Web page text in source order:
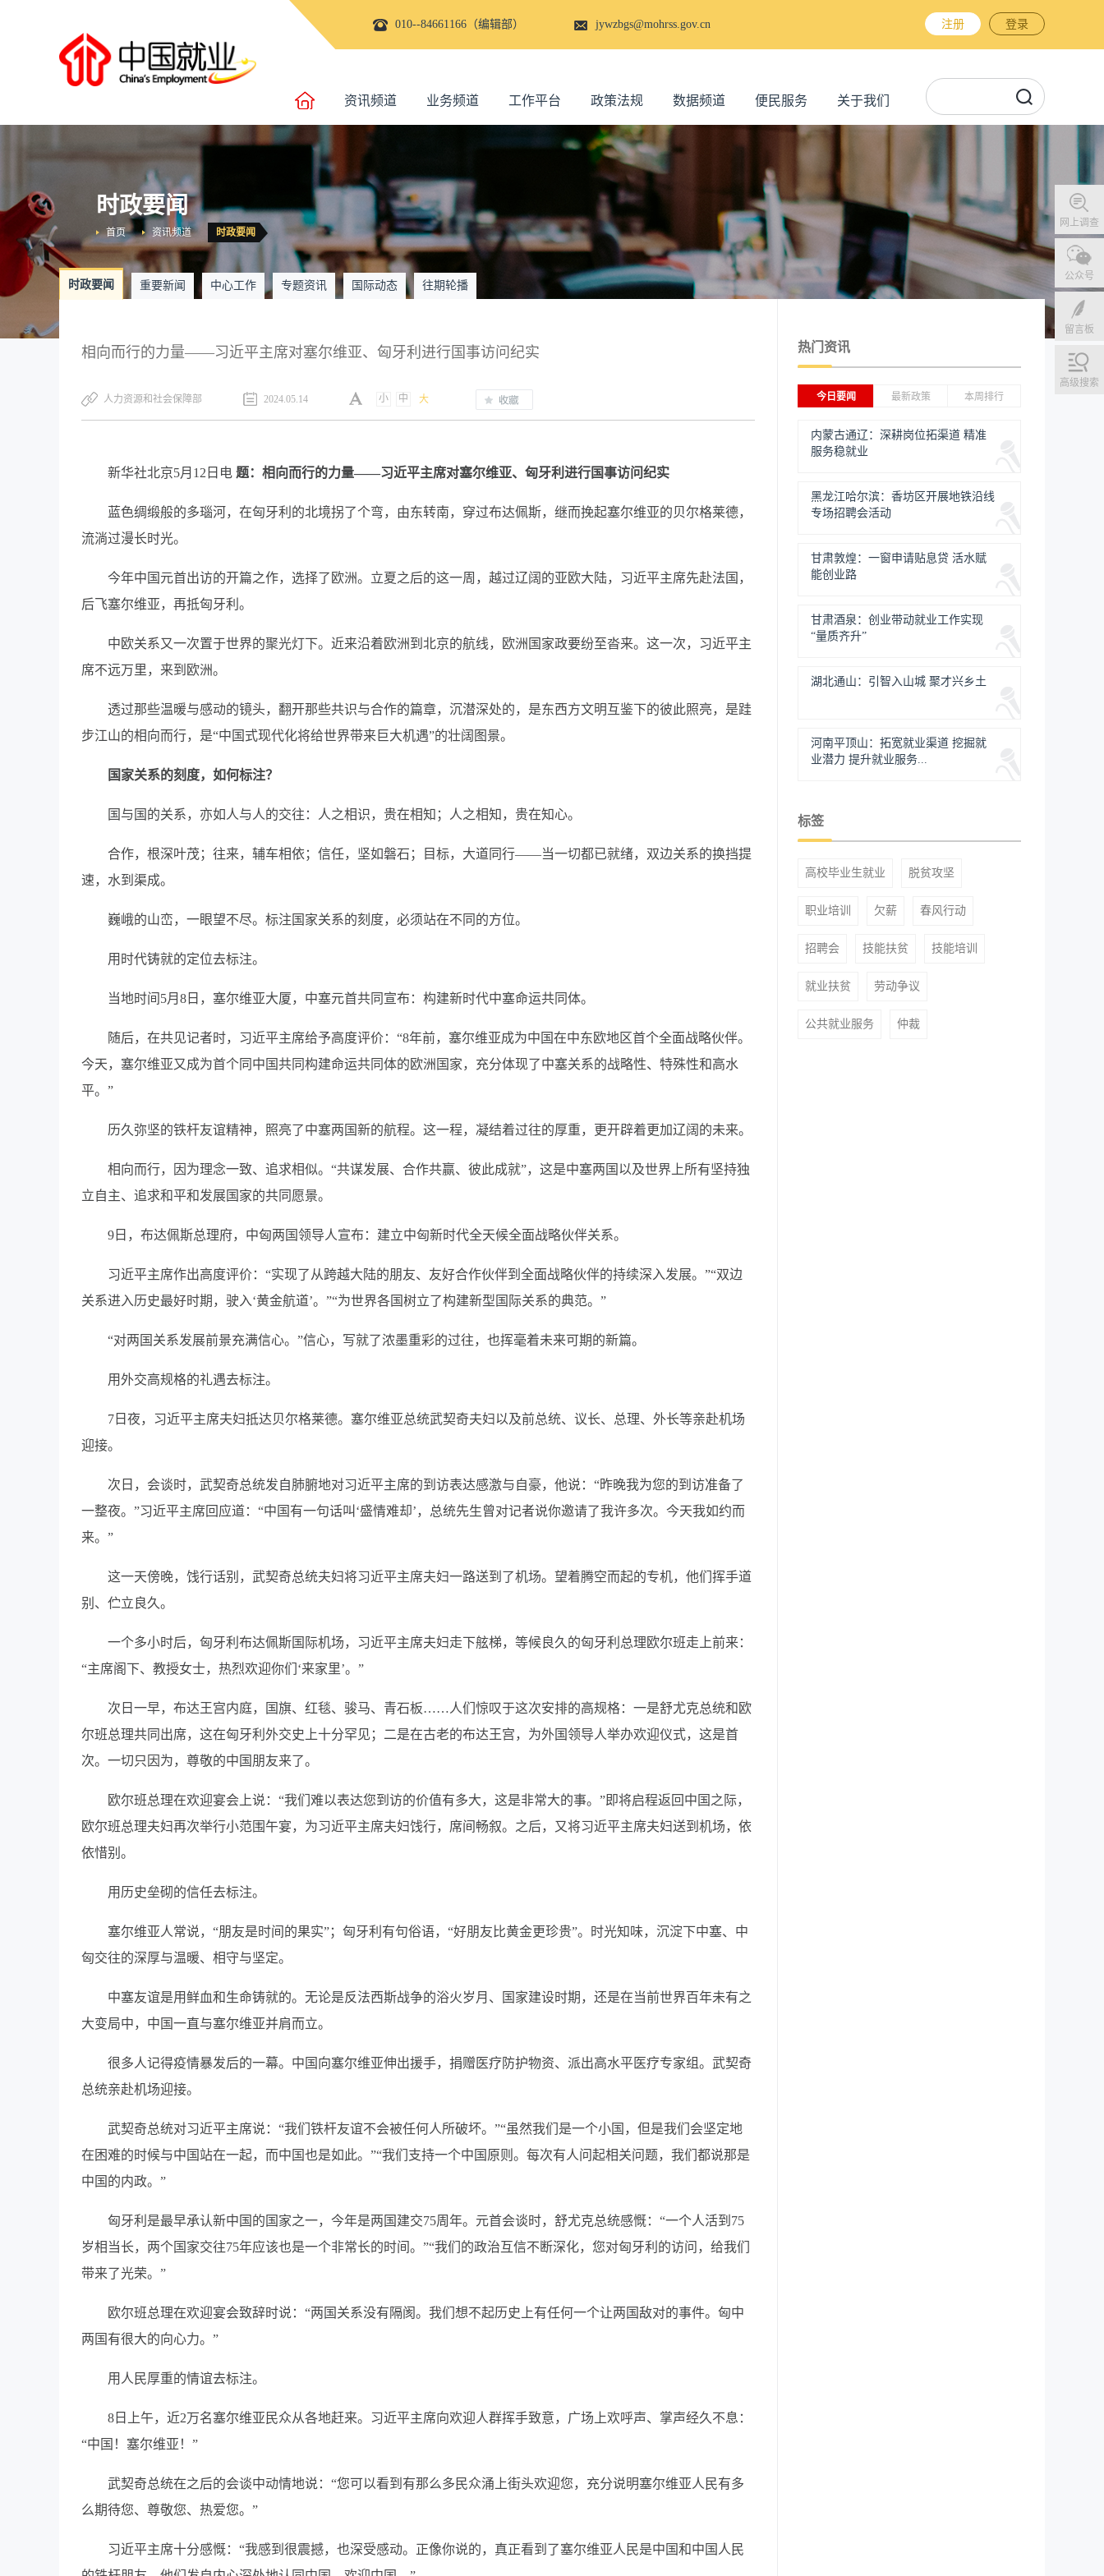
010--84661166（编辑部） jywzbgs@mohrss.gov.cn 注册 登录
资讯频道 业务频道 工作平台 政策法规 数据频道 便民服务 关于我们
网上调查
公众号
留言板
高级搜索
时政要闻
时政要闻
资讯频道
首页
时政要闻 重要新闻 中心工作 专题资讯 国际动态 往期轮播
相向而行的力量——习近平主席对塞尔维亚、匈牙利进行国事访问纪实
人力资源和社会保障部 2024.05.14 小 中 大
新华社北京5月12日电 题：相向而行的力量——习近平主席对塞尔维亚、匈牙利进行国事访问纪实
蓝色绸缎般的多瑙河，在匈牙利的北境拐了个弯，由东转南，穿过布达佩斯，继而挽起塞尔维亚的贝尔格莱德，
流淌过漫长时光。
今年中国元首出访的开篇之作，选择了欧洲。立夏之后的这一周，越过辽阔的亚欧大陆，习近平主席先赴法国，
后飞塞尔维亚，再抵匈牙利。
中欧关系又一次置于世界的聚光灯下。近来沿着欧洲到北京的航线，欧洲国家政要纷至沓来。这一次，习近平主
席不远万里，来到欧洲。
透过那些温暖与感动的镜头，翻开那些共识与合作的篇章，沉潜深处的，是东西方文明互鉴下的彼此照亮，是跬
步江山的相向而行，是“中国式现代化将给世界带来巨大机遇”的壮阔图景。
国家关系的刻度，如何标注？
国与国的关系，亦如人与人的交往：人之相识，贵在相知；人之相知，贵在知心。
合作，根深叶茂；往来，辅车相依；信任，坚如磐石；目标，大道同行——当一切都已就绪，双边关系的换挡提
速，水到渠成。
巍峨的山峦，一眼望不尽。标注国家关系的刻度，必须站在不同的方位。
用时代铸就的定位去标注。
当地时间5月8日，塞尔维亚大厦，中塞元首共同宣布：构建新时代中塞命运共同体。
随后，在共见记者时，习近平主席给予高度评价：“8年前，塞尔维亚成为中国在中东欧地区首个全面战略伙伴。
今天，塞尔维亚又成为首个同中国共同构建命运共同体的欧洲国家，充分体现了中塞关系的战略性、特殊性和高水
平。”
历久弥坚的铁杆友谊精神，照亮了中塞两国新的航程。这一程，凝结着过往的厚重，更开辟着更加辽阔的未来。
相向而行，因为理念一致、追求相似。“共谋发展、合作共赢、彼此成就”，这是中塞两国以及世界上所有坚持独
立自主、追求和平和发展国家的共同愿景。
9日，布达佩斯总理府，中匈两国领导人宣布：建立中匈新时代全天候全面战略伙伴关系。
习近平主席作出高度评价：“实现了从跨越大陆的朋友、友好合作伙伴到全面战略伙伴的持续深入发展。”“双边
关系进入历史最好时期，驶入‘黄金航道’。”“为世界各国树立了构建新型国际关系的典范。”
“对两国关系发展前景充满信心。”信心，写就了浓墨重彩的过往，也挥毫着未来可期的新篇。
用外交高规格的礼遇去标注。
7日夜，习近平主席夫妇抵达贝尔格莱德。塞尔维亚总统武契奇夫妇以及前总统、议长、总理、外长等亲赴机场
迎接。
次日，会谈时，武契奇总统发自肺腑地对习近平主席的到访表达感激与自豪，他说：“昨晚我为您的到访准备了
一整夜。”习近平主席回应道：“中国有一句话叫‘盛情难却’，总统先生曾对记者说你邀请了我许多次。今天我如约而
来。”
这一天傍晚，饯行话别，武契奇总统夫妇将习近平主席夫妇一路送到了机场。望着腾空而起的专机，他们挥手道
别、伫立良久。
一个多小时后，匈牙利布达佩斯国际机场，习近平主席夫妇走下舷梯，等候良久的匈牙利总理欧尔班走上前来：
“主席阁下、教授女士，热烈欢迎你们‘来家里’。”
次日一早，布达王宫内庭，国旗、红毯、骏马、青石板……人们惊叹于这次安排的高规格：一是舒尤克总统和欧
尔班总理共同出席，这在匈牙利外交史上十分罕见；二是在古老的布达王宫，为外国领导人举办欢迎仪式，这是首
次。一切只因为，尊敬的中国朋友来了。
欧尔班总理在欢迎宴会上说：“我们难以表达您到访的价值有多大，这是非常大的事。”即将启程返回中国之际，
欧尔班总理夫妇再次举行小范围午宴，为习近平主席夫妇饯行，席间畅叙。之后，又将习近平主席夫妇送到机场，依
依惜别。
用历史垒砌的信任去标注。
塞尔维亚人常说，“朋友是时间的果实”；匈牙利有句俗语，“好朋友比黄金更珍贵”。时光知味，沉淀下中塞、中
匈交往的深厚与温暖、相守与坚定。
中塞友谊是用鲜血和生命铸就的。无论是反法西斯战争的浴火岁月、国家建设时期，还是在当前世界百年未有之
大变局中，中国一直与塞尔维亚并肩而立。
很多人记得疫情暴发后的一幕。中国向塞尔维亚伸出援手，捐赠医疗防护物资、派出高水平医疗专家组。武契奇
总统亲赴机场迎接。
武契奇总统对习近平主席说：“我们铁杆友谊不会被任何人所破坏。”“虽然我们是一个小国，但是我们会坚定地
在困难的时候与中国站在一起，而中国也是如此。”“我们支持一个中国原则。每次有人问起相关问题，我们都说那是
中国的内政。”
匈牙利是最早承认新中国的国家之一，今年是两国建交75周年。元首会谈时，舒尤克总统感慨：“一个人活到75
岁相当长，两个国家交往75年应该也是一个非常长的时间。”“我们的政治互信不断深化，您对匈牙利的访问，给我们
带来了光荣。”
欧尔班总理在欢迎宴会致辞时说：“两国关系没有隔阂。我们想不起历史上有任何一个让两国敌对的事件。匈中
两国有很大的向心力。”
用人民厚重的情谊去标注。
8日上午，近2万名塞尔维亚民众从各地赶来。习近平主席向欢迎人群挥手致意，广场上欢呼声、掌声经久不息：
“中国！塞尔维亚！”
武契奇总统在之后的会谈中动情地说：“您可以看到有那么多民众涌上街头欢迎您，充分说明塞尔维亚人民有多
么期待您、尊敬您、热爱您。”
习近平主席十分感慨：“我感到很震撼，也深受感动。正像你说的，真正看到了塞尔维亚人民是中国和中国人民
热门资讯
今日要闻 最新政策 本周排行
内蒙古通辽：深耕岗位拓渠道 精准
服务稳就业
黑龙江哈尔滨：香坊区开展地铁沿线
专场招聘会活动
甘肃敦煌：一窗申请贴息贷 活水赋
能创业路
甘肃酒泉：创业带动就业工作实现
“量质齐升”
湖北通山：引智入山城 聚才兴乡土
河南平顶山：拓宽就业渠道 挖掘就
业潜力 提升就业服务...
标签
高校毕业生就业 脱贫攻坚
职业培训 欠薪 春风行动
招聘会 技能扶贫 技能培训
就业扶贫 劳动争议
公共就业服务 仲裁